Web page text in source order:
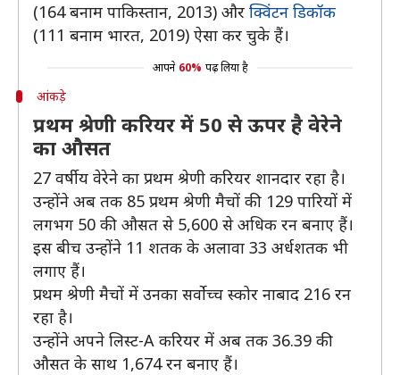
(164 बनाम पाकिस्तान, 2013) और क्विंटन डिकॉक
(111 बनाम भारत, 2019) ऐसा कर चुके हैं।
आपने 60% पढ़ लिया है
आंकड़े
प्रथम श्रेणी करियर में 50 से ऊपर है वेरेने
का औसत
27 वर्षीय वेरेने का प्रथम श्रेणी करियर शानदार रहा है।
उन्होंने अब तक 85 प्रथम श्रेणी मैचों की 129 पारियों में
लगभग 50 की औसत से 5,600 से अधिक रन बनाए हैं।
इस बीच उन्होंने 11 शतक के अलावा 33 अर्धशतक भी
लगाए हैं।
प्रथम श्रेणी मैचों में उनका सर्वोच्च स्कोर नाबाद 216 रन
रहा है।
उन्होंने अपने लिस्ट-A करियर में अब तक 36.39 की
औसत के साथ 1,674 रन बनाए हैं।